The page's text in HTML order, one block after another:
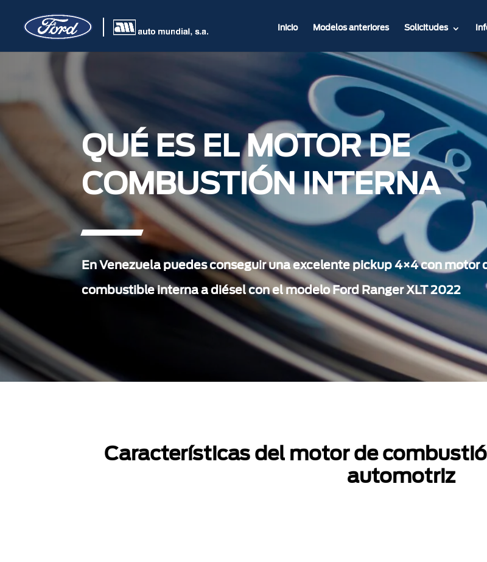
Inicio Modelos anteriores Solicitudes
QUÉ ES EL MOTOR DE
COMBUSTIÓN INTERNA
En Venezuela puedes conseguir una excelente pickup 4×4 con motor
combustible interna a diésel con el modelo Ford Ranger XLT 2022
Características del motor de
automotriz